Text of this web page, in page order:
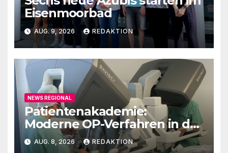
Eisenmoorbad
AUG. 9, 2026 REDAKTION
NEWS REGIONAL
Patientenakademie:
Moderne OP-Verfahren in der
Urologie
AUG. 8, 2026 REDAKTION